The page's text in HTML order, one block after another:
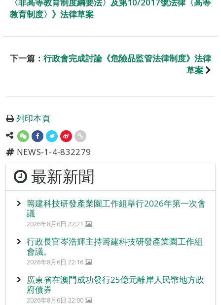
教育制度〉》法律草案
下一篇： 行政會完成討論《危險品監管法律制度》法律
草案
列印本頁
NEWS-1-4-832279
最新新聞
籌建科技研發產業園工作組舉行2026年第一次會
議
2026年8月6日 22:21
行政長官岑浩輝主持籌建科技研發產業園工作組
會議。
2026年8月6日 22:16
廣東省在澳門成功發行25億元離岸人民幣地方政
府債券
2026年8月6日 22:00